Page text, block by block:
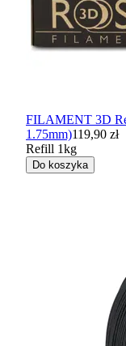
FILAMENT 3D
1.75mm)119,90 zł
Refill 1kg
Do koszyka